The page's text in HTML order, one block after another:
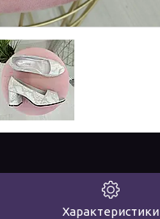
Характеристики